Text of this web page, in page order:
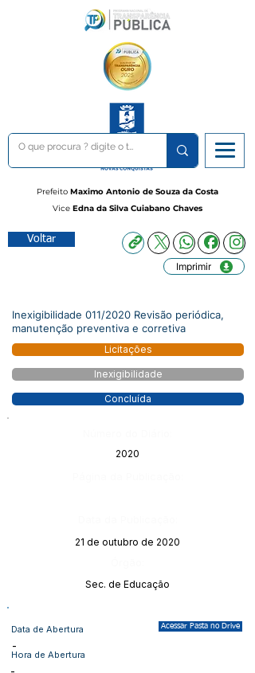
Prefeito Maximo Antonio de Souza da Costa
Vice Edna da Silva Cuiabano Chaves
Voltar
Imprimir
Inexigibilidade 011/2020 Revisão periódica,
manutenção preventiva e corretiva
Licitações
Inexigibilidade
Concluída
2020
21 de outubro de 2020
Sec. de Educação
Data de Abertura
-
Hora de Abertura
Acessar Pasta no Drive